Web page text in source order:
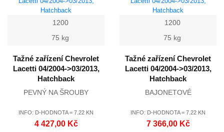
1200
75 kg
Tažné zařízení Chevrolet
Lacetti 04/2004->03/2013,
Hatchback
PEVNÝ NA ŠROUBY
INFO: D-HODNOTA = 7.22 KN
4 427,00 Kč
1200
75 kg
Tažné zařízení Chevrolet
Lacetti 04/2004->03/2013,
Hatchback
BAJONETOVÉ
INFO: D-HODNOTA = 7.22 KN
7 366,00 Kč